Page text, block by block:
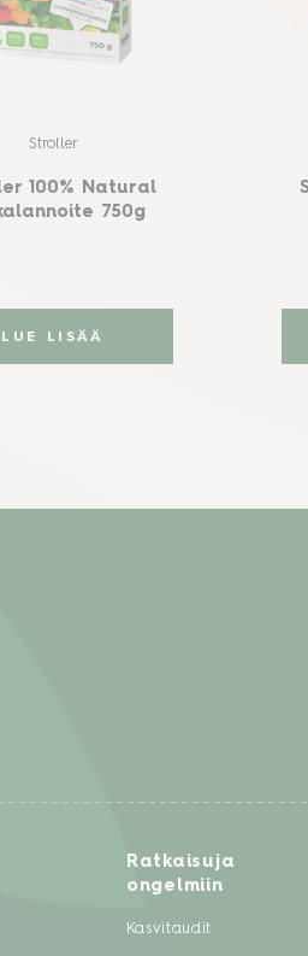
Stroller
100% Natural
750g
LUE LISÄÄ
Ratkaisuja
ongelmiin
Kasvitaudit